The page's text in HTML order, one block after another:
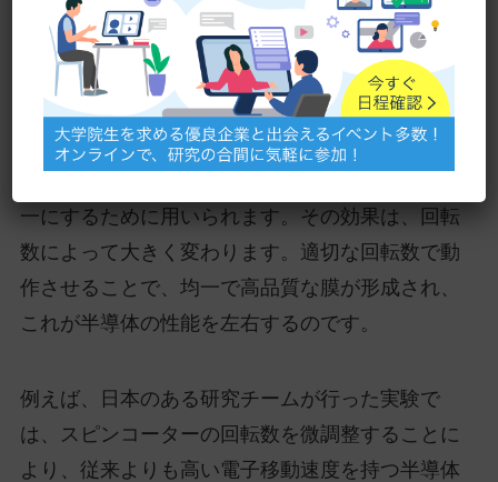
高性能半導体を作成する上で、スピンコーターの
回転数が非常に重要であることが知られていま
す。スピンコーターとは、半導体の製造過程で使
一にするために用いられます。その効果は、回転
数によって大きく変わります。適切な回転数で動
作させることで、均一で高品質な膜が形成され、
これが半導体の性能を左右するのです。
例えば、日本のある研究チームが行った実験で
は、スピンコーターの回転数を微調整することに
より、従来よりも高い電子移動速度を持つ半導体